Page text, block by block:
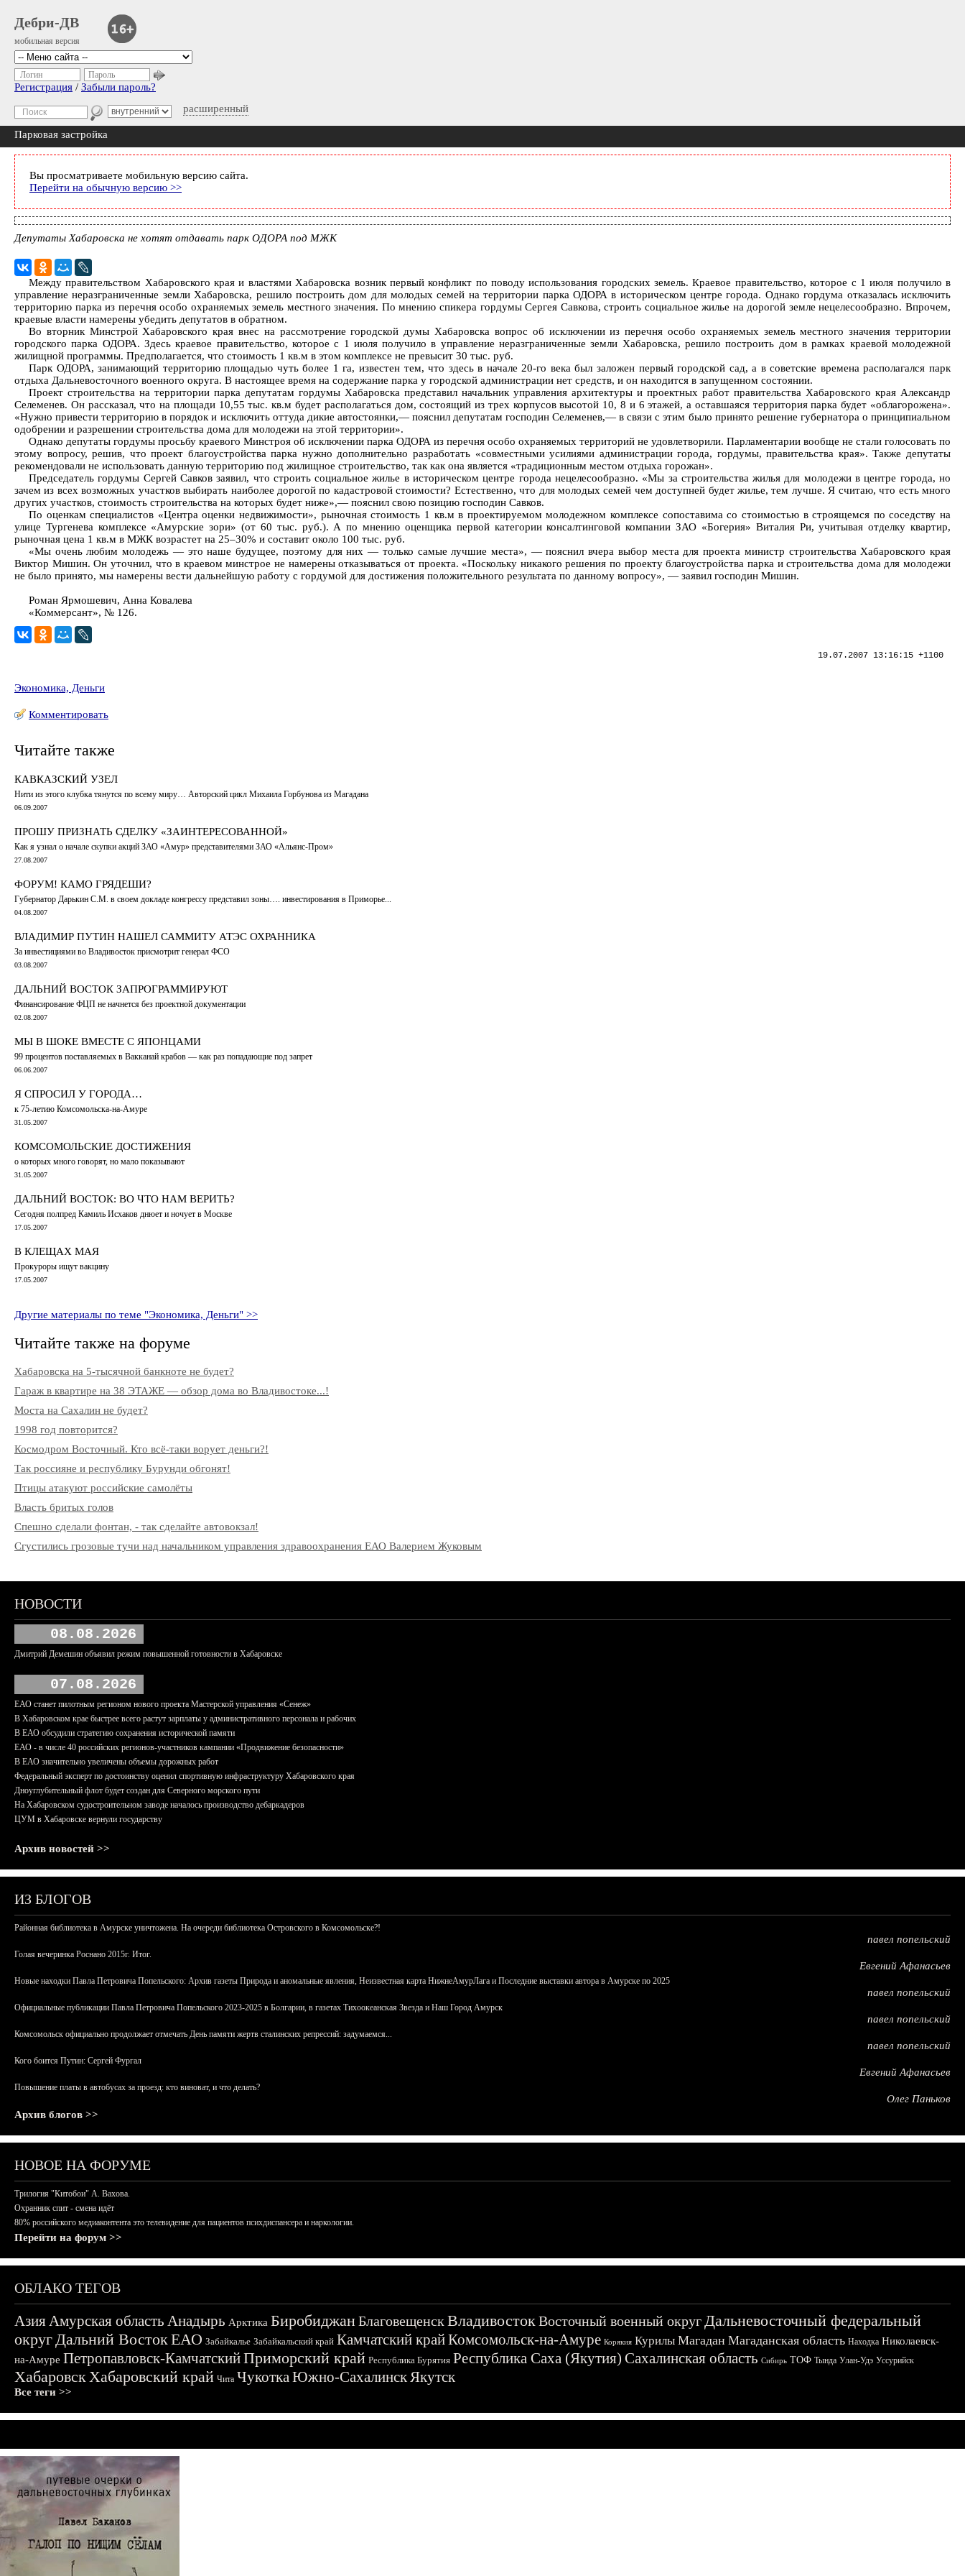
Дебри-ДВ
мобильная версия
расширенный
Логин Пароль
Регистрация / Забыли пароль?
Парковая застройка
Вы просматриваете мобильную версию сайта.
Перейти на обычную версию >>
Депутаты Хабаровска не хотят отдавать парк ОДОРА под МЖК
Между правительством Хабаровского края и властями Хабаровска возник первый конфликт по поводу использования городских земель. Краевое правительство, которое с 1 июля получило в
управление неразграниченные земли Хабаровска, решило построить дом для молодых семей на территории парка ОДОРА в историческом центре города. Однако гордума отказалась исключить
территорию парка из перечня особо охраняемых земель местного значения. По мнению спикера гордумы Сергея Савкова, строить социальное жилье на дорогой земле нецелесообразно. Впрочем,
краевые власти намерены убедить депутатов в обратном.
Во вторник Минстрой Хабаровского края внес на рассмотрение городской думы Хабаровска вопрос об исключении из перечня особо охраняемых земель местного значения территории
городского парка ОДОРА. Здесь краевое правительство, которое с 1 июля получило в управление неразграниченные земли Хабаровска, решило построить дом в рамках краевой молодежной
жилищной программы. Предполагается, что стоимость 1 кв.м в этом комплексе не превысит 30 тыс. руб.
Парк ОДОРА, занимающий территорию площадью чуть более 1 га, известен тем, что здесь в начале 20-го века был заложен первый городской сад, а в советские времена располагался парк
отдыха Дальневосточного военного округа. В настоящее время на содержание парка у городской администрации нет средств, и он находится в запущенном состоянии.
Проект строительства на территории парка депутатам гордумы Хабаровска представил начальник управления архитектуры и проектных работ правительства Хабаровского края Александр
Селеменев. Он рассказал, что на площади 10,55 тыс. кв.м будет располагаться дом, состоящий из трех корпусов высотой 10, 8 и 6 этажей, а оставшаяся территория парка будет «облагорожена».
«Нужно привести территорию в порядок и исключить оттуда дикие автостоянки,— пояснил депутатам господин Селеменев,— в связи с этим было принято решение губернатора о принципиальном
одобрении и разрешении строительства дома для молодежи на этой территории».
Однако депутаты гордумы просьбу краевого Минстроя об исключении парка ОДОРА из перечня особо охраняемых территорий не удовлетворили. Парламентарии вообще не стали голосовать по
этому вопросу, решив, что проект благоустройства парка нужно дополнительно разработать «совместными усилиями администрации города, гордумы, правительства края». Также депутаты
рекомендовали не использовать данную территорию под жилищное строительство, так как она является «традиционным местом отдыха горожан».
Председатель гордумы Сергей Савков заявил, что строить социальное жилье в историческом центре города нецелесообразно. «Мы за строительства жилья для молодежи в центре города, но
зачем из всех возможных участков выбирать наиболее дорогой по кадастровой стоимости? Естественно, что для молодых семей чем доступней будет жилье, тем лучше. Я считаю, что есть много
других участков, стоимость строительства на которых будет ниже»,— пояснил свою позицию господин Савков.
По оценкам специалистов «Центра оценки недвижимости», рыночная стоимость 1 кв.м в проектируемом молодежном комплексе сопоставима со стоимостью в строящемся по соседству на
улице Тургенева комплексе «Амурские зори» (от 60 тыс. руб.). А по мнению оценщика первой категории консалтинговой компании ЗАО «Богерия» Виталия Ри, учитывая отделку квартир,
рыночная цена 1 кв.м в МЖК возрастет на 25–30% и составит около 100 тыс. руб.
«Мы очень любим молодежь — это наше будущее, поэтому для них — только самые лучшие места», — пояснил вчера выбор места для проекта министр строительства Хабаровского края
Виктор Мишин. Он уточнил, что в краевом минстрое не намерены отказываться от проекта. «Поскольку никакого решения по проекту благоустройства парка и строительства дома для молодежи
не было принято, мы намерены вести дальнейшую работу с гордумой для достижения положительного результата по данному вопросу», — заявил господин Мишин.
Роман Ярмошевич, Анна Ковалева
«Коммерсант», № 126.
19.07.2007 13:16:15 +1100
Экономика, Деньги
Комментировать
Читайте также
КАВКАЗСКИЙ УЗЕЛ
Нити из этого клубка тянутся по всему миру… Авторский цикл Михаила Горбунова из Магадана
06.09.2007
ПРОШУ ПРИЗНАТЬ СДЕЛКУ «ЗАИНТЕРЕСОВАННОЙ»
Как я узнал о начале скупки акций ЗАО «Амур» представителями ЗАО «Альянс-Пром»
27.08.2007
ФОРУМ! КАМО ГРЯДЕШИ?
Губернатор Дарькин С.М. в своем докладе конгрессу представил зоны…. инвестирования в Приморье...
04.08.2007
ВЛАДИМИР ПУТИН НАШЕЛ САММИТУ АТЭС ОХРАННИКА
За инвестициями во Владивосток присмотрит генерал ФСО
03.08.2007
ДАЛЬНИЙ ВОСТОК ЗАПРОГРАММИРУЮТ
Финансирование ФЦП не начнется без проектной документации
02.08.2007
МЫ В ШОКЕ ВМЕСТЕ С ЯПОНЦАМИ
99 процентов поставляемых в Вакканай крабов — как раз попадающие под запрет
06.06.2007
Я СПРОСИЛ У ГОРОДА…
к 75-летию Комсомольска-на-Амуре
31.05.2007
КОМСОМОЛЬСКИЕ ДОСТИЖЕНИЯ
о которых много говорят, но мало показывают
31.05.2007
ДАЛЬНИЙ ВОСТОК: ВО ЧТО НАМ ВЕРИТЬ?
Сегодня полпред Камиль Исхаков днюет и ночует в Москве
17.05.2007
В КЛЕЩАХ МАЯ
Прокуроры ищут вакцину
17.05.2007
Другие материалы по теме "Экономика, Деньги" >>
Читайте также на форуме
Хабаровска на 5-тысячной банкноте не будет?
Гараж в квартире на 38 ЭТАЖЕ — обзор дома во Владивостоке...!
Моста на Сахалин не будет?
1998 год повторится?
Космодром Восточный. Кто всё-таки ворует деньги?!
Так россияне и республику Бурунди обгонят!
Птицы атакуют российские самолёты
Власть бритых голов
Спешно сделали фонтан, - так сделайте автовокзал!
Сгустились грозовые тучи над начальником управления здравоохранения ЕАО Валерием Жуковым
НОВОСТИ
08.08.2026
Дмитрий Демешин объявил режим повышенной готовности в Хабаровске
07.08.2026
ЕАО станет пилотным регионом нового проекта Мастерской управления «Сенеж»
В Хабаровском крае быстрее всего растут зарплаты у административного персонала и рабочих
В ЕАО обсудили стратегию сохранения исторической памяти
ЕАО - в числе 40 российских регионов-участников кампании «Продвижение безопасности»
В ЕАО значительно увеличены объемы дорожных работ
Федеральный эксперт по достоинству оценил спортивную инфраструктуру Хабаровского края
Дноуглубительный флот будет создан для Северного морского пути
На Хабаровском судостроительном заводе началось производство дебаркадеров
ЦУМ в Хабаровске вернули государству
Архив новостей >>
ИЗ БЛОГОВ
Районная библиотека в Амурске уничтожена. На очереди библиотека Островского в Комсомольске?!
павел попельский
Голая вечеринка Роснано 2015г. Итог.
Евгений Афанасьев
Новые находки Павла Петровича Попельского: Архив газеты Природа и аномальные явления, Неизвестная карта НижнеАмурЛага и Последние выставки автора в Амурске по 2025
павел попельский
Официальные публикации Павла Петровича Попельского 2023-2025 в Болгарии, в газетах Тихоокеанская Звезда и Наш Город Амурск
павел попельский
Комсомольск официально продолжает отмечать День памяти жертв сталинских репрессий: задумаемся...
павел попельский
Кого боится Путин: Сергей Фургал
Евгений Афанасьев
Повышение платы в автобусах за проезд: кто виноват, и что делать?
Олег Паньков
Архив блогов >>
НОВОЕ НА ФОРУМЕ
Трилогия "Китобои" А. Вахова.
Охранник спит - смена идёт
80% российского медиаконтента это телевидение для пациентов психдиспансера и наркологии.
Перейти на форум >>
ОБЛАКО ТЕГОВ
АзияАмурская область Анадырь Арктика БиробиджанБлаговещенскВладивостокВосточный военный округДальневосточный федеральный
округДальний ВостокЕАО Забайкалье Забайкальский край Камчатский крайКомсомольск-на-Амуре Корякия Курилы Магадан Магаданская область Находка Николаевск-
на-Амуре Петропавловск-КамчатскийПриморский край Республика Бурятия Республика Саха (Якутия) Сахалинская область Сибирь ТОФ Тында Улан-Удэ Уссурийск
ХабаровскХабаровский край Чита ЧукоткаЮжно-СахалинскЯкутск
Все теги >>